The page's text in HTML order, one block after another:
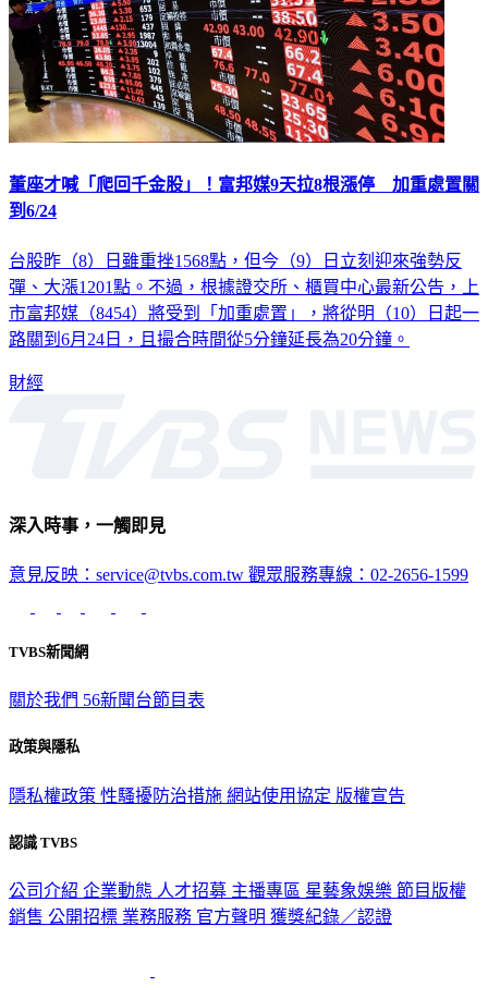
董座才喊「爬回千金股」！富邦媒9天拉8根漲停 加重處置關
到6/24
台股昨（8）日雖重挫1568點，但今（9）日立刻迎來強勢反
彈、大漲1201點。不過，根據證交所、櫃買中心最新公告，上
市富邦媒（8454）將受到「加重處置」，將從明（10）日起一
路關到6月24日，且撮合時間從5分鐘延長為20分鐘。
財經
深入時事，一觸即見
意見反映：service@tvbs.com.tw 觀眾服務專線：02-2656-1599
TVBS新聞網
關於我們 56新聞台節目表
政策與隱私
隱私權政策 性騷擾防治措施 網站使用協定 版權宣告
認識 TVBS
公司介紹 企業動態 人才招募 主播專區 星藝象娛樂 節目版權
銷售 公開招標 業務服務 官方聲明 獲獎紀錄／認證